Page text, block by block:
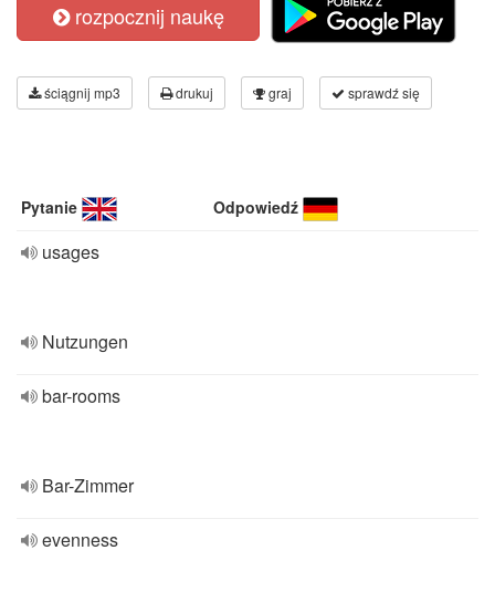
rozpocznij naukę
ściągnij mp3 drukuj graj sprawdź się
Pytanie Odpowiedź
usages
Nutzungen
bar-rooms
Bar-Zimmer
evenness